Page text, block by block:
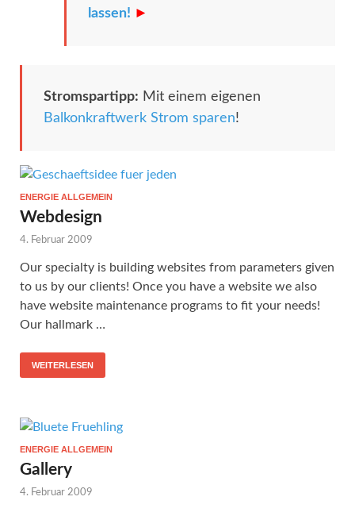
lassen! ►
Stromspartipp: Mit einem eigenen
Balkonkraftwerk Strom sparen!
ENERGIE ALLGEMEIN
Webdesign
4. Februar 2009
Our specialty is building websites from parameters given
to us by our clients! Once you have a website we also
have website maintenance programs to fit your needs!
Our hallmark …
WEITERLESEN
ENERGIE ALLGEMEIN
Gallery
4. Februar 2009